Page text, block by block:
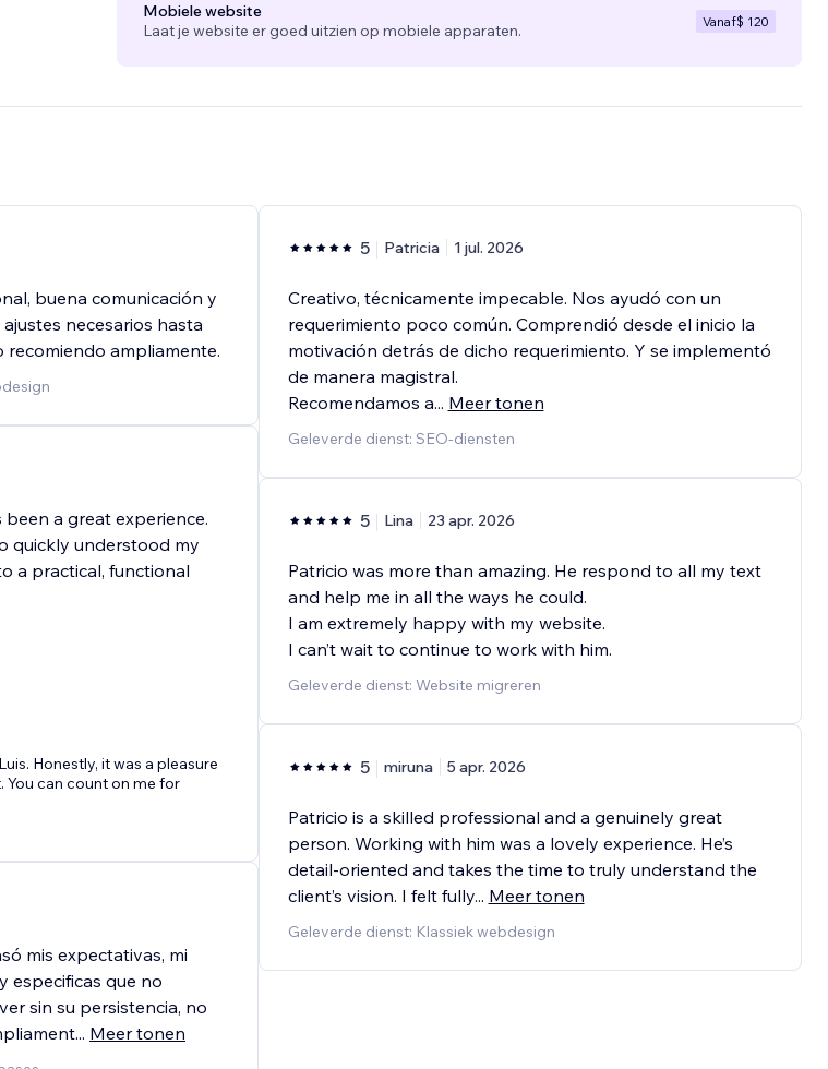
Mobiele website
Laat je website er goed uitzien op mobiele apparaten.
Vanaf$ 120
buena comunicación y
necesarios hasta
ampliamente.
a great experience.
quickly understood my
a practical, functional
Honestly, it was a pleasure
can count on me for
mis expectativas, mi
especificas que no
sin su persistencia, no
... Meer tonen
5 Patricia 1 jul. 2026
Creativo, técnicamente impecable. Nos ayudó con un
requerimiento poco común. Comprendió desde el inicio la
motivación detrás de dicho requerimiento. Y se implementó
de manera magistral.
Recomendamos a... Meer tonen
Geleverde dienst: SEO-diensten
5 Lina 23 apr. 2026
Patricio was more than amazing. He respond to all my text
and help me in all the ways he could.
I am extremely happy with my website.
I can’t wait to continue to work with him.
Geleverde dienst: Website migreren
5 miruna 5 apr. 2026
Patricio is a skilled professional and a genuinely great
person. Working with him was a lovely experience. He’s
detail-oriented and takes the time to truly understand the
client’s vision. I felt fully... Meer tonen
Geleverde dienst: Klassiek webdesign